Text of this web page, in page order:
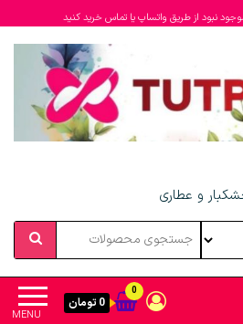
نبود از طریق واتساپ یا تماس خرید کنید
و عطاری
MENU
0
0 تومان